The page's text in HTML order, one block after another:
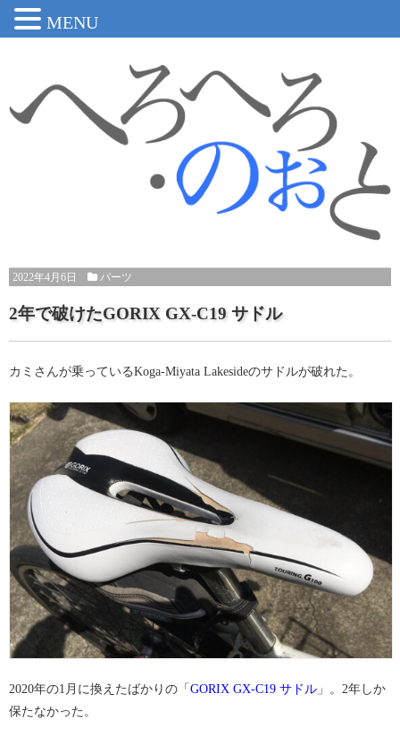
2022年4月6日 パーツ
2年で破けたGORIX GX-C19 サドル
カミさんが乗っているKoga-Miyata Lakesideのサドルが破れた。
2020年の1月に換えたばかりの「GORIX GX-C19 サドル 」。2年しか
保たなかった。
MENU